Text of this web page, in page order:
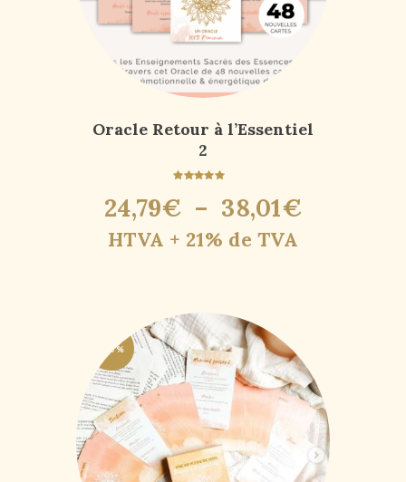
Oracle Retour à l’Essentiel
2
sur 5
24,79€ – 38,01€
HTVA + 21% de TVA
-50%